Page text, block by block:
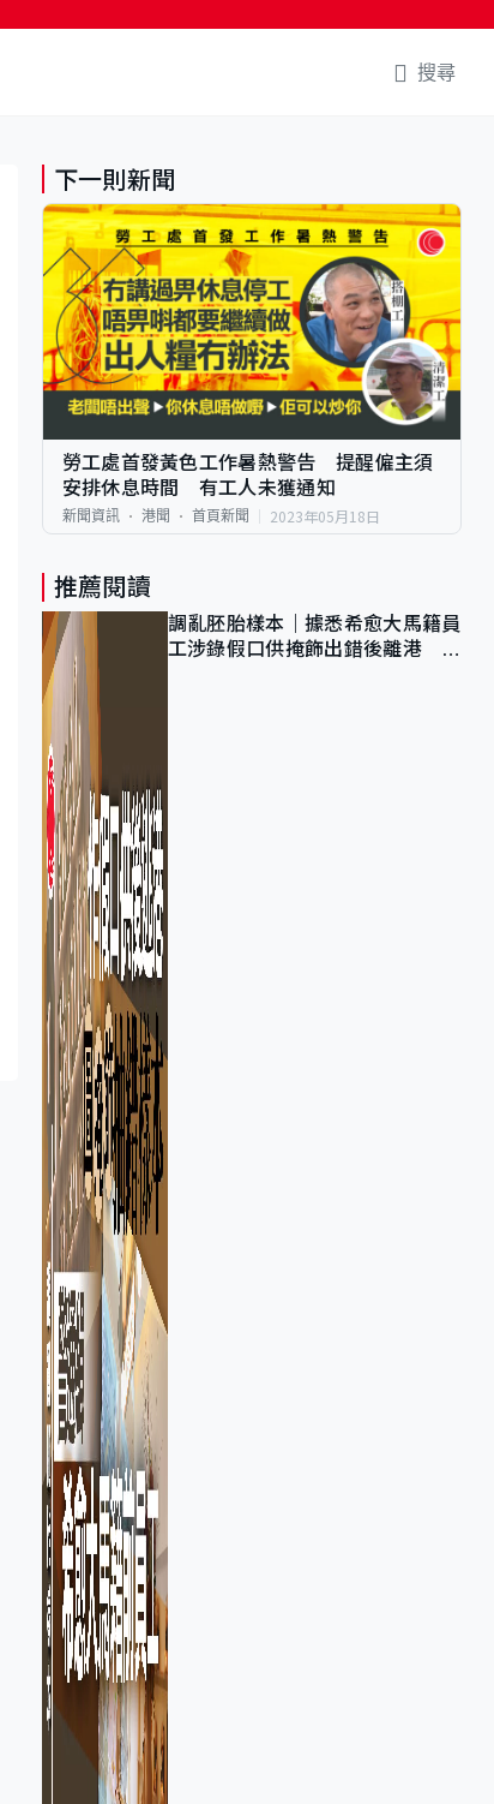
搜尋
下一則新聞
勞工處首發黃色工作暑熱警告 提醒僱主須
安排休息時間 有工人未獲通知
新聞資訊 港聞 首頁新聞 2023年05月18日
推薦閱讀
調亂胚胎樣本｜據悉希愈大馬籍員
工涉錄假口供掩飾出錯後離港 警